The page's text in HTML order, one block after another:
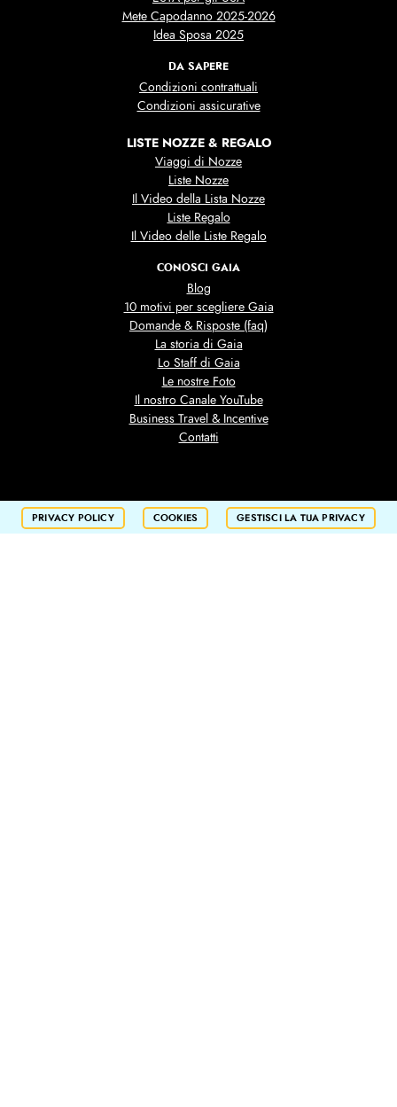
Mete Capodanno 2025-2026
Idea Sposa 2025
DA SAPERE
Condizioni contrattuali
Condizioni assicurative
LISTE NOZZE & REGALO
Viaggi di Nozze
Liste Nozze
Il Video della Lista Nozze
Liste Regalo
Il Video delle Liste Regalo
CONOSCI GAIA
Blog
10 motivi per scegliere Gaia
Domande & Risposte (faq)
La storia di Gaia
Lo Staff di Gaia
Le nostre Foto
Il nostro Canale YouTube
Business Travel & Incentive
Contatti
PRIVACY POLICY COOKIES GESTISCI LA TUA PRIVACY